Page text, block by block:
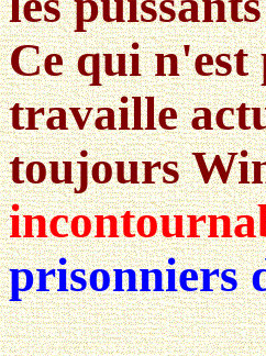
Ce qui n'est
travaille
toujours
prisonniers